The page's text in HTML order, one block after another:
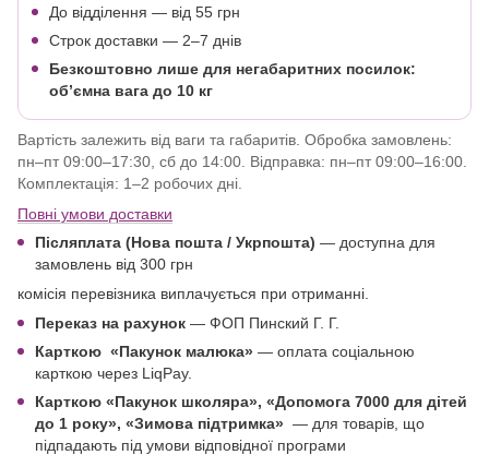
До відділення — від 55 грн
Строк доставки — 2–7 днів
Безкоштовно лише для негабаритних посилок:
об’ємна вага до 10 кг
Вартість залежить від ваги та габаритів. Обробка замовлень:
пн–пт 09:00–17:30, сб до 14:00. Відправка: пн–пт 09:00–16:00.
Комплектація: 1–2 робочих дні.
Повні умови доставки
Післяплата (Нова пошта / Укрпошта) — доступна для
замовлень від 300 грн
комісія перевізника виплачується при отриманні.
Переказ на рахунок — ФОП Пинский Г. Г.
Карткою «Пакунок малюка» — оплата соціальною
карткою через LiqPay.
Карткою «Пакунок школяра», «Допомога 7000 для дітей
до 1 року», «Зимова підтримка» — для товарів, що
підпадають під умови відповідної програми